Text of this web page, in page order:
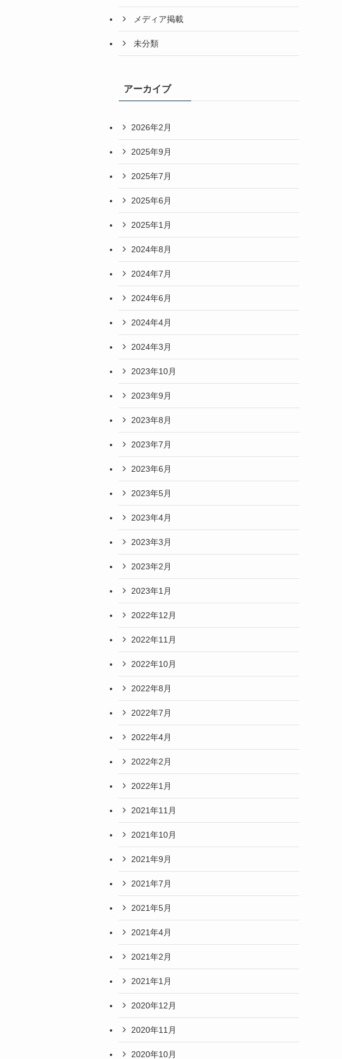
メディア掲載
未分類
アーカイブ
2026年2月
2025年9月
2025年7月
2025年6月
2025年1月
2024年8月
2024年7月
2024年6月
2024年4月
2024年3月
2023年10月
2023年9月
2023年8月
2023年7月
2023年6月
2023年5月
2023年4月
2023年3月
2023年2月
2023年1月
2022年12月
2022年11月
2022年10月
2022年8月
2022年7月
2022年4月
2022年2月
2022年1月
2021年11月
2021年10月
2021年9月
2021年7月
2021年5月
2021年4月
2021年2月
2021年1月
2020年12月
2020年11月
2020年10月